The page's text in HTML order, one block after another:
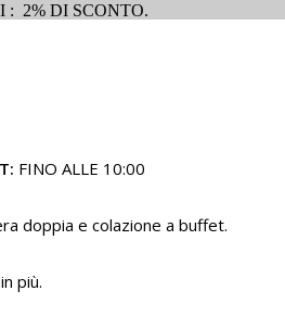
: 2% DI SCONTO.
FINO ALLE 10:00
doppia e colazione a buffet.
più.